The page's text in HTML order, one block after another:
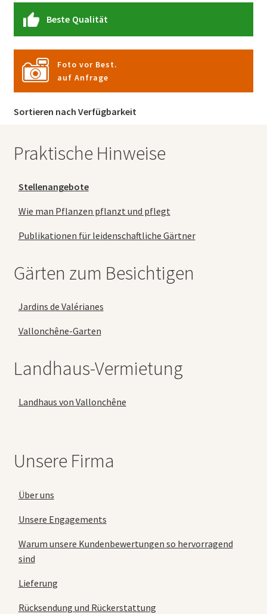
Beste Qualität
Foto vor Best.
auf Anfrage
Sortieren nach Verfügbarkeit
Praktische Hinweise
Stellenangebote
Wie man Pflanzen pflanzt und pflegt
Publikationen für leidenschaftliche Gärtner
Gärten zum Besichtigen
Jardins de Valérianes
Vallonchêne-Garten
Landhaus-Vermietung
Landhaus von Vallonchêne
Unsere Firma
Über uns
Unsere Engagements
Warum unsere Kundenbewertungen so hervorragend
sind
Lieferung
Rücksendung und Rückerstattung